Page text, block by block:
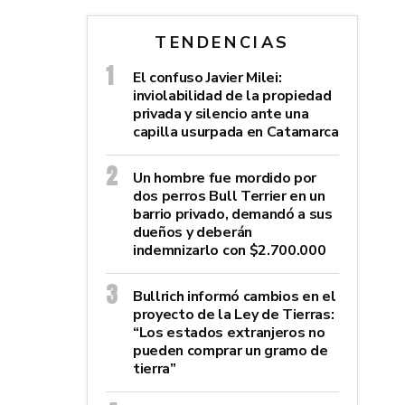
TENDENCIAS
El confuso Javier Milei:
inviolabilidad de la propiedad
privada y silencio ante una
capilla usurpada en Catamarca
Un hombre fue mordido por
dos perros Bull Terrier en un
barrio privado, demandó a sus
dueños y deberán
indemnizarlo con $2.700.000
Bullrich informó cambios en el
proyecto de la Ley de Tierras:
“Los estados extranjeros no
pueden comprar un gramo de
tierra”